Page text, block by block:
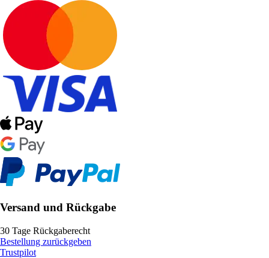
Versand und Rückgabe
30 Tage Rückgaberecht
Bestellung zurückgeben
Trustpilot